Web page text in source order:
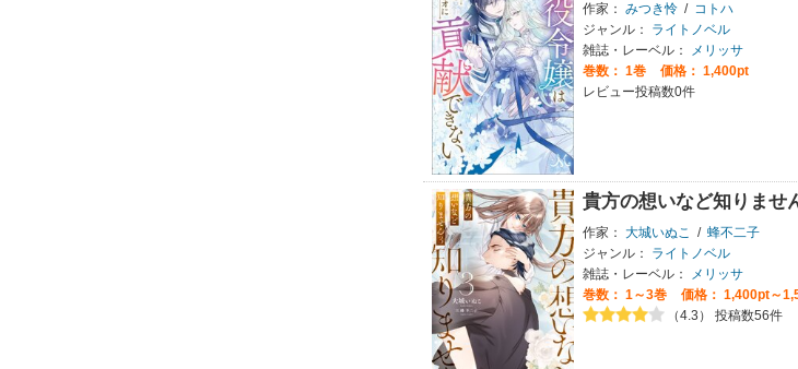
作家： みつき怜 / コトハ
ジャンル：
ライトノベル
雑誌・レーベル：
メリッサ
巻数： 1巻
価格： 1,400pt
レビュー投稿数0件
貴方の想いなど知りませ
作家： 大城いぬこ / 蜂不二子
ジャンル：
ライトノベル
雑誌・レーベル：
メリッサ
巻数： 1～3巻
価格： 1,400pt～
（4.3） 投稿数56件